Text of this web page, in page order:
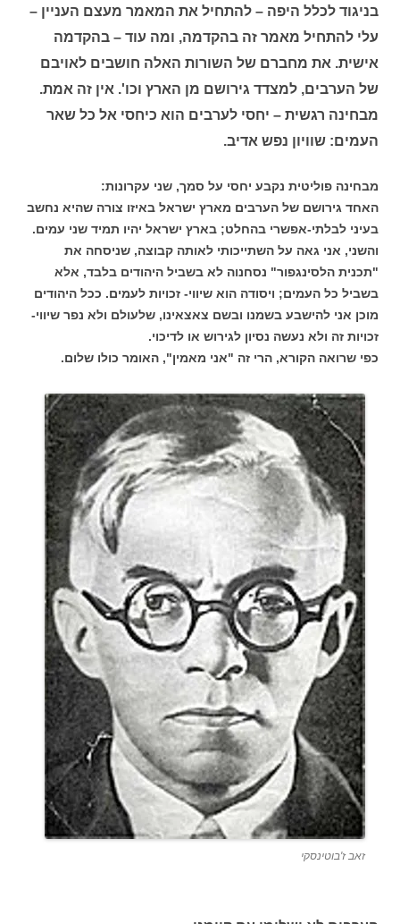
בניגוד לכלל היפה – להתחיל את המאמר מעצם העניין –
עלי להתחיל מאמר זה בהקדמה, ומה עוד – בהקדמה
אישית. את מחברם של השורות האלה חושבים לאויבם
של הערבים, למצדד גירושם מן הארץ וכו'. אין זה אמת.
מבחינה רגשית – יחסי לערבים הוא כיחסי אל כל שאר
העמים: שוויון נפש אדיב.
מבחינה פוליטית נקבע יחסי על סמך, שני עקרונות:
האחד גירושם של הערבים מארץ ישראל באיזו צורה שהיא נחשב
בעיני לבלתי-אפשרי בהחלט; בארץ ישראל יהיו תמיד שני עמים.
והשני, אני גאה על השתייכותי לאותה קבוצה, שניסחה את
"תכנית הלסינגפור" נסחנוה לא בשביל היהודים בלבד, אלא
בשביל כל העמים; ויסודה הוא שיווי- זכויות לעמים. ככל היהודים
מוכן אני להישבע בשמנו ובשם צאצאינו, שלעולם ולא נפר שיווי-
זכויות זה ולא נעשה נסיון לגירוש או לדיכוי.
כפי שרואה הקורא, הרי זה "אני מאמין", האומר כולו שלום.
זאב ז'בוטינסקי